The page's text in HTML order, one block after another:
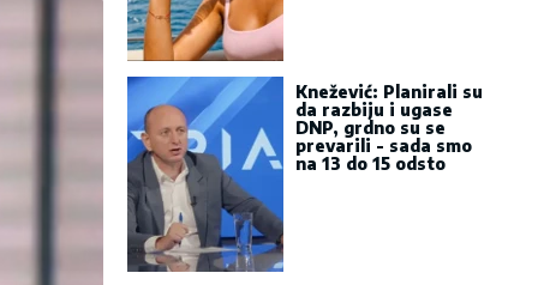
Knežević: Planirali su
da razbiju i ugase
DNP, grdno su se
prevarili - sada smo
na 13 do 15 odsto